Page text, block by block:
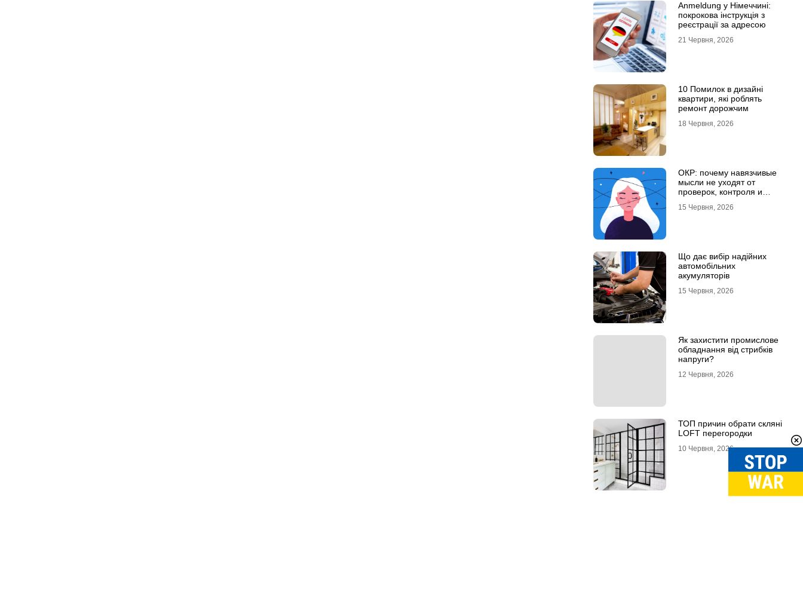
Anmeldung у Німеччині:
покрокова інструкція з
реєстрації за адресою
21 Червня, 2026
10 Помилок в дизайні
квартири, які роблять
ремонт дорожчим
18 Червня, 2026
ОКР: почему навязчивые
мысли не уходят от
проверок, контроля и
15 Червня, 2026
Що дає вибір надійних
автомобільних
акумуляторів
15 Червня, 2026
Як захистити промислове
обладнання від стрибків
напруги?
12 Червня, 2026
ТОП причин обрати скляні
LOFT перегородки
10 Червня, 2026